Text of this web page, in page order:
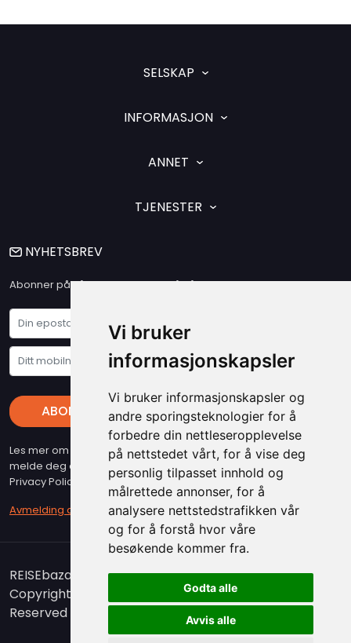
Vi bruker
informasjonskapsler
Vi bruker informasjonskapsler og
andre sporingsteknologier for å
forbedre din nettleseropplevelse
på nettstedet vårt, for å vise deg
personlig tilpasset innhold og
målrettede annonser, for å
analysere nettstedstrafikken vår
og for å forstå hvor våre
besøkende kommer fra.
Godta alle
Avvis alle
SELSKAP
INFORMASJON
ANNET
TJENESTER
NYHETSBREV
Abonner på vårt nyhetsbrev og få våre siste nyheter og tilbud
ABONNER
Les mer om vare "Privacy Policy" - Husk at du kan når som helst
melde deg av vart nyhetsbrev (beslyttet at reCAPTCHA, Google
Privacy Policy & Terms gjelder)
Avmelding av nyhetsbrev
REISEbazaar er medlem i Airticket Gruppen.
Copyright 2026. www.reisebazaar.no - All Rights
Reserved